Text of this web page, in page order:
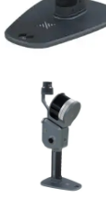
lai palielinātu